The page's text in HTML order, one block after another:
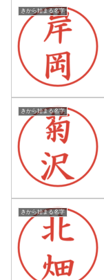
きから始まる名字
きから始まる名字
きから始まる名字